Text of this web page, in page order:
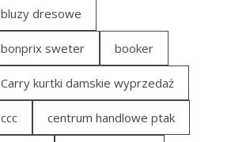
bluzy dresowe
bonprix sweter booker
Carry kurtki damskie wyprzedaż
ccc centrum handlowe ptak